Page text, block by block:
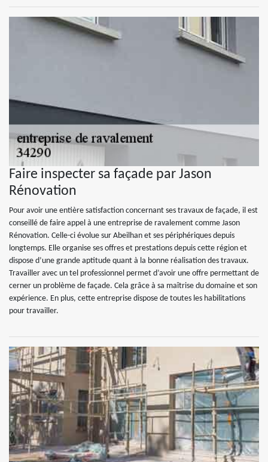
Faire inspecter sa façade par Jason
Rénovation
Pour avoir une entière satisfaction concernant ses travaux de façade, il est
conseillé de faire appel à une entreprise de ravalement comme Jason
Rénovation. Celle-ci évolue sur Abeilhan et ses périphériques depuis
longtemps. Elle organise ses offres et prestations depuis cette région et
dispose d’une grande aptitude quant à la bonne réalisation des travaux.
Travailler avec un tel professionnel permet d’avoir une offre permettant de
cerner un problème de façade. Cela grâce à sa maîtrise du domaine et son
expérience. En plus, cette entreprise dispose de toutes les habilitations
pour travailler.